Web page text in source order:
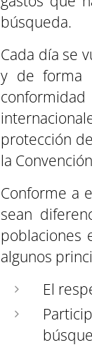
búsqueda.
Cada día se
y de forma
protección
la
Conforme a
sean
poblaciones
algunos
El